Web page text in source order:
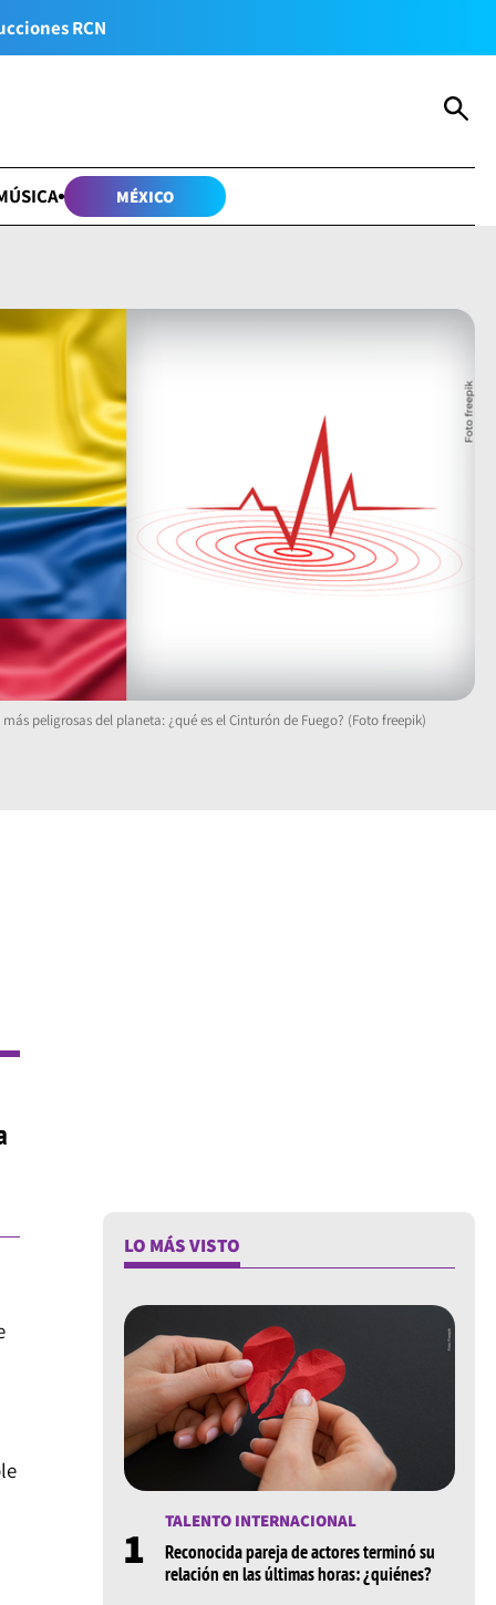
RCN
MÉXICO
peligrosas del planeta: ¿qué es el Cinturón de Fuego? (Foto freepik)
LO MÁS VISTO
1
TALENTO INTERNACIONAL
Reconocida pareja de actores terminó su
relación en las últimas horas: ¿quiénes?